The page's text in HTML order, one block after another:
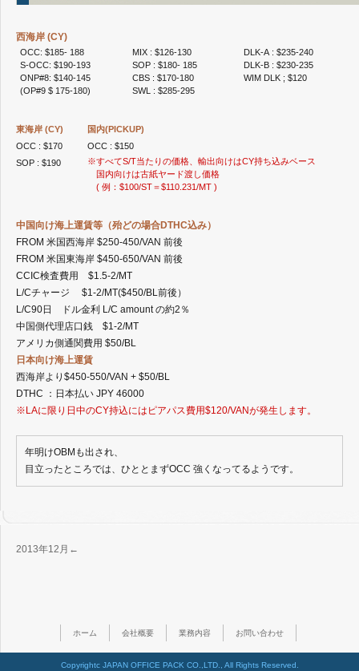
2019年10月
2019年7月
2019年6月
2019年5月
2019年3月
2019年2月
2019年1月
2018年12月
2018年11月
2018年9月
2018年8月
2018年7月
2018年6月
2018年5月
2018年4月
2018年3月
2018年2月
2017年12月
2017年11月
2017年10月
2016年9月
2016年7月
西海岸 (CY)
OCC: $185- 188
S-OCC: $190-193
ONP#8: $140-145
(OP#9 $ 175-180)
MIX : $126-130
SOP : $180- 185
CBS : $170-180
SWL : $285-295
DLK-A : $235-240
DLK-B : $230-235
WIM DLK ; $120
東海岸 (CY)
OCC : $170
SOP : $190
国内(PICKUP)
OCC : $150
※すべてS/T当たりの価格、輸出向けはCY持ち込みベース
国内向けは古紙ヤード渡し価格
( 例：$100/ST＝$110.231/MT )
中国向け海上運賃等（殆どの場合DTHC込み）
FROM 米国西海岸 $250-450/VAN 前後
FROM 米国東海岸 $450-650/VAN 前後
CCIC検査費用 $1.5-2/MT
L/Cチャージ $1-2/MT($450/BL前後）
L/C90日 ドル金利 L/C amount の約2％
中国側代理店口銭 $1-2/MT
アメリカ側通関費用 $50/BL
日本向け海上運賃
西海岸より$450-550/VAN + $50/BL
DTHC ：日本払い JPY 46000
※LAに限り日中のCY持込にはピアパス費用$120/VANが発生します。
年明けOBMも出され、
目立ったところでは、ひととまずOCC 強くなってるようです。
2013年12月←
ホーム 会社概要 業務内容 お問い合わせ
Copyrightc JAPAN OFFICE PACK CO.,LTD., All Rights Reserved.